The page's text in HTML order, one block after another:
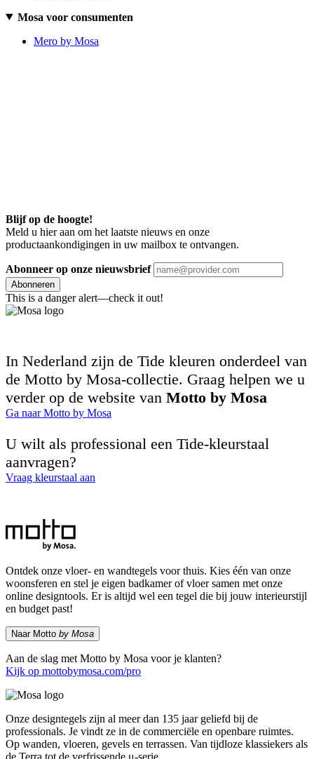
Mosa voor consumenten
Mero by Mosa
Blijf op de hoogte!
Meld u hier aan om het laatste nieuws en onze
productaankondigingen in uw mailbox te ontvangen.
Abonneer op onze nieuwsbrief
Abonneren
This is a danger alert—check it out!
In Nederland zijn de Tide kleuren onderdeel van
de Motto by Mosa-collectie. Graag helpen we u
verder op de website van Motto by Mosa
Ga naar Motto by Mosa
U wilt als professional een Tide-kleurstaal
aanvragen?
Vraag kleurstaal aan
Ontdek onze vloer- en wandtegels voor thuis. Kies één van onze
woonsferen en stel je eigen badkamer of vloer samen met onze
online designtools. Er is altijd wel een tegel die bij jouw interieurstijl
en budget past!
Naar Motto by Mosa
Aan de slag met Motto by Mosa voor je klanten?
Kijk op mottobymosa.com/pro
Onze designtegels zijn al meer dan 135 jaar geliefd bij de
professionals. Je vindt ze in de commerciële en openbare ruimtes.
Op wanden, vloeren, gevels en terrassen. Van tijdloze klassiekers als
de Terra tot de verfrissende μ-serie.